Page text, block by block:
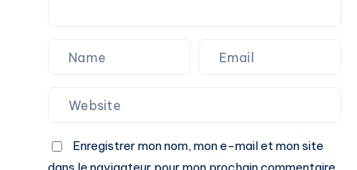
Enregistrer mon nom, mon e-mail et mon site